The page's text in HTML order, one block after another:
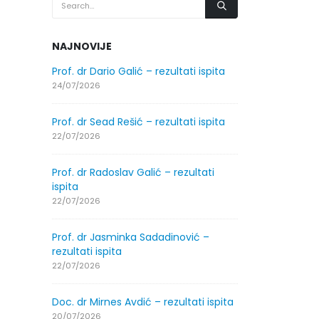
NAJNOVIJE
Prof. dr Dario Galić – rezultati ispita
24/07/2026
Prof. dr Sead Rešić – rezultati ispita
22/07/2026
Prof. dr Radoslav Galić – rezultati
ispita
22/07/2026
Prof. dr Jasminka Sadadinović –
rezultati ispita
22/07/2026
Doc. dr Mirnes Avdić – rezultati ispita
20/07/2026